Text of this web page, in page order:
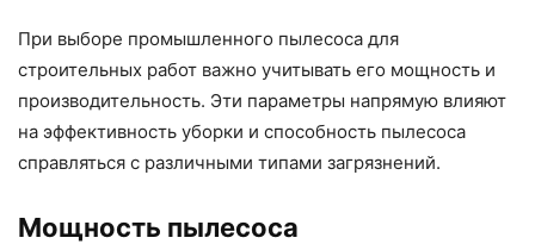
При выборе промышленного пылесоса для
строительных работ важно учитывать его мощность и
производительность. Эти параметры напрямую влияют
на эффективность уборки и способность пылесоса
справляться с различными типами загрязнений.
Мощность пылесоса